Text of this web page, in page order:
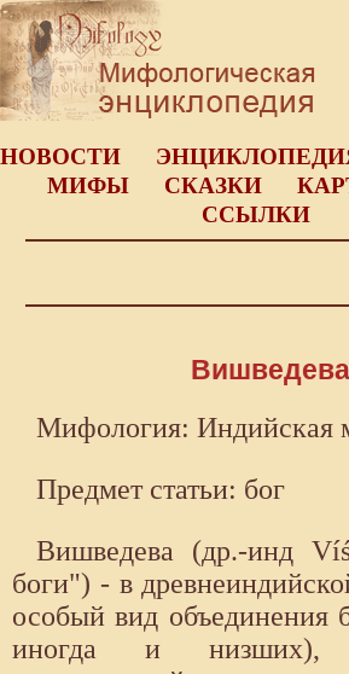
НОВОСТИ
МИФЫ
СКАЗКИ
ССЫЛКИ
Вишведева
Мифология: Индийская
Предмет статьи: бог
Вишведева (др.-инд
боги") - в
особый вид объединения
иногда и низших),